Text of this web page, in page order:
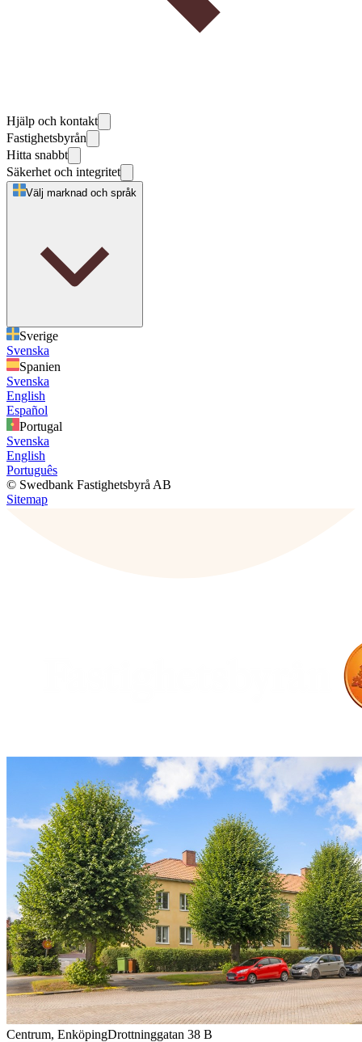
Hjälp och kontakt
Fastighetsbyrån
Hitta snabbt
Säkerhet och integritet
Välj marknad och språk
Sverige
Svenska
Spanien
Svenska
English
Español
Portugal
Svenska
English
Português
© Swedbank Fastighetsbyrå AB
Sitemap
Centrum, EnköpingDrottninggatan 38 B